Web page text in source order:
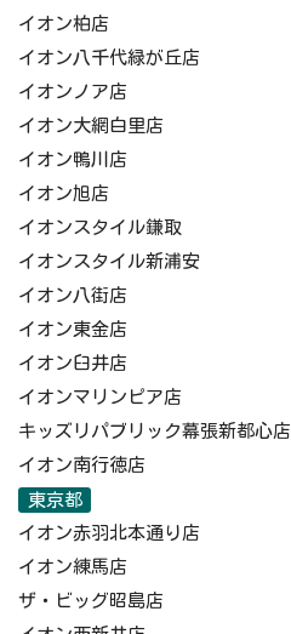
イオン柏店
イオン八千代緑が丘店
イオンノア店
イオン大網白里店
イオン鴨川店
イオン旭店
イオンスタイル鎌取
イオンスタイル新浦安
イオン八街店
イオン東金店
イオン臼井店
イオンマリンピア店
キッズリパブリック幕張新都心店
イオン南行徳店
東京都
イオン赤羽北本通り店
イオン練馬店
ザ・ビッグ昭島店